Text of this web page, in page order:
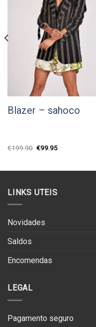
Blazer – sahoco
€199.90 O
€199.90.
€99.95O
€99.95.
LINKS UTEIS
Novidades
Saldos
Encomendas
LEGAL
Pagamento seguro